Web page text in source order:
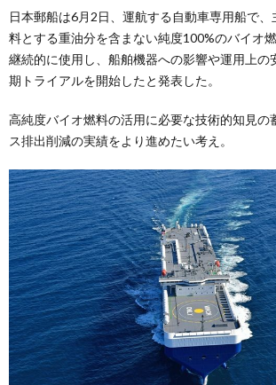
日本郵船は6月2日、運航する自動車専用船で
料とする重油分を含まない純度100%のバイオ
継続的に使用し、船舶機器への影響や運用上の
期トライアルを開始したと発表した。
高純度バイオ燃料の活用に必要な技術的知見の
ス排出削減の実績をより進めたい考え。